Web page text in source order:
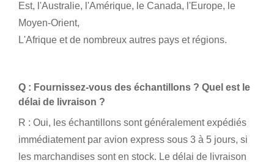
Est, l'Australie, l'Amérique, le Canada, l'Europe, le
Moyen-Orient,
L'Afrique et de nombreux autres pays et régions.
Q : Fournissez-vous des échantillons ? Quel est le
délai de livraison ?
R : Oui, les échantillons sont généralement expédiés
immédiatement par avion express sous 3 à 5 jours, si
les marchandises sont en stock. Le délai de livraison